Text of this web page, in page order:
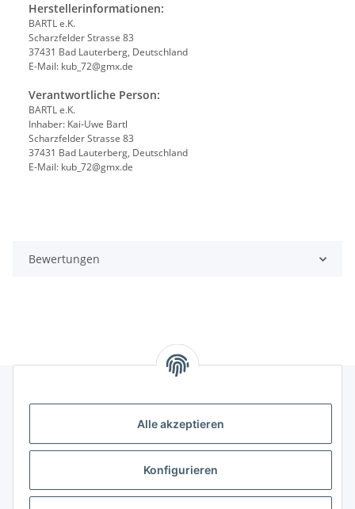
Alle akzeptieren
Konfigurieren
Herstellerinformationen:
BARTL e.K.
Scharzfelder Strasse 83
37431 Bad Lauterberg, Deutschland
E-Mail: kub_72@gmx.de
Verantwortliche Person:
BARTL e.K.
Inhaber: Kai-Uwe Bartl
Scharzfelder Strasse 83
37431 Bad Lauterberg, Deutschland
E-Mail: kub_72@gmx.de
Bewertungen